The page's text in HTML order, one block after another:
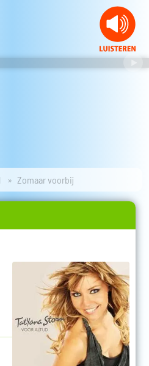
Zomaar voorbij